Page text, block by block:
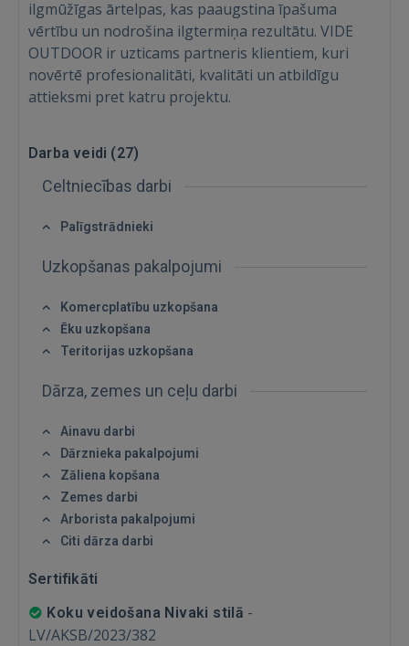
Ienākt
IENĀKT
Aizmirsāt paroli?
FACEBOOK
 Sign in with Apple
Vēl neesat reģistrējies?
REĢISTRĀCIJA
ilgmūžīgas ārtelpas, kas paaugstina īpašuma
vērtību un nodrošina ilgtermiņa rezultātu. VIDE
OUTDOOR ir uzticams partneris klientiem, kuri
novērtē profesionalitāti, kvalitāti un atbildīgu
attieksmi pret katru projektu.
Darba veidi (27)
Celtniecības darbi
Palīgstrādnieki
Uzkopšanas pakalpojumi
Komercplatību uzkopšana
Ēku uzkopšana
Teritorijas uzkopšana
Dārza, zemes un ceļu darbi
Ainavu darbi
Dārznieka pakalpojumi
Zāliena kopšana
Zemes darbi
Arborista pakalpojumi
Citi dārza darbi
Sertifikāti
Koku veidošana Nivaki stilā -
LV/AKSB/2023/382